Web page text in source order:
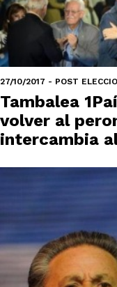
27/10/2017 - POST
Tambalea
volver al
intercambia